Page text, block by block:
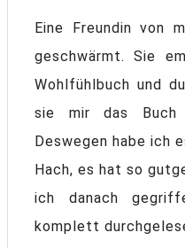
Eine Freundin von
geschwärmt. Sie
Wohlfühlbuch und
sie mir das Buch
Deswegen habe ich
Hach, es hat so
ich danach
komplett